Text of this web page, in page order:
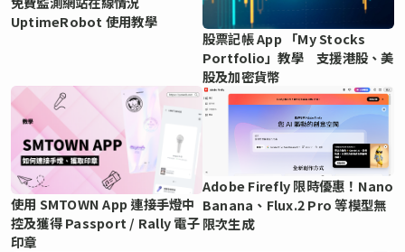
UptimeRobot 使用教學
股票記帳 App 「My Stocks
Portfolio」教學 支援港股、美
股及加密貨幣
使用 SMTOWN App 連接手燈中
控及獲得 Passport / Rally 電子
印章
Adobe Firefly 限時優惠！Nano
Banana、Flux.2 Pro 等模型無
限次生成